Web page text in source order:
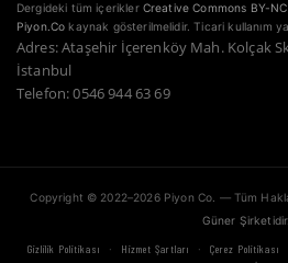
Dergideki tüm içerikler Creative Commons BY-
Piyon.Co kaynak gösterilmelidir. Ticari kullanım
Adres: Ataşehir İçerenköy Mah. Kolçak
İstanbul
Telefon: 0546 944 63 69
Copyright © 2022–2026 Piyon Co. — Tüm
Güner Şirketidir.
Gizlilik Politikası · Hizmet Şartları · Çerez Politikası